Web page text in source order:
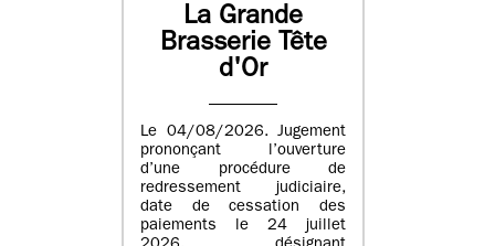
La Grande
Brasserie Tête
d'Or
Le 04/08/2026. Jugement
prononçant l’ouverture
d’une procédure de
redressement judiciaire,
date de cessation des
paiements le 24 juillet